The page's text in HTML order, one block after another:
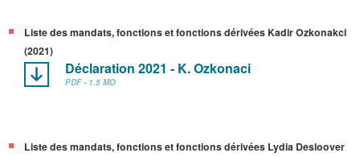
Liste des mandats, fonctions et fonctions dérivées Kadir Ozkonakci
(2021)
Déclaration 2021 - K. Ozkonaci
PDF - 1.5 MO
Liste des mandats, fonctions et fonctions dérivées Lydia Desloover